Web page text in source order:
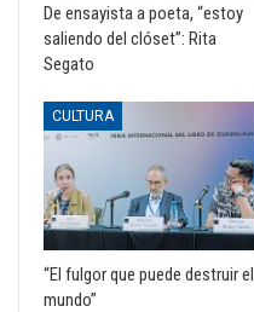
De ensayista a poeta, “estoy
saliendo del clóset”: Rita
Segato
CULTURA
“El fulgor que puede destruir el
mundo”